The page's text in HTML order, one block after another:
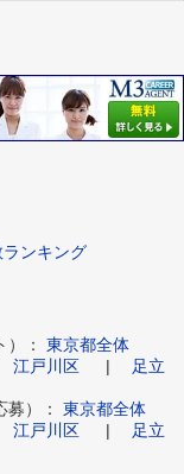
ランキング
）： 東京都全体
江戸川区 |
足立
募）： 東京都全体
江戸川区 |
足立